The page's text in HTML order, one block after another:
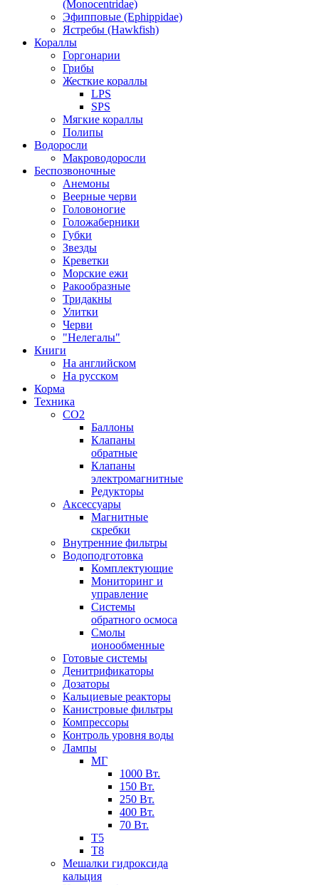
(Monocentridae)
Эфипповые (Ephippidae)
Ястребы (Hawkfish)
Кораллы
Горгонарии
Грибы
Жесткие кораллы
LPS
SPS
Мягкие кораллы
Полипы
Водоросли
Макроводоросли
Беспозвоночные
Анемоны
Веерные черви
Головоногие
Голожаберники
Губки
Звезды
Креветки
Морские ежи
Ракообразные
Тридакны
Улитки
Черви
"Нелегалы"
Книги
На английском
На русском
Корма
Техника
CO2
Баллоны
Клапаны
обратные
Клапаны
электромагнитные
Редукторы
Аксессуары
Магнитные
скребки
Внутренние фильтры
Водоподготовка
Комплектующие
Мониторинг и
управление
Системы
обратного осмоса
Смолы
ионообменные
Готовые системы
Денитрификаторы
Дозаторы
Кальциевые реакторы
Канистровые фильтры
Компрессоры
Контроль уровня воды
Лампы
МГ
1000 Вт.
150 Вт.
250 Вт.
400 Вт.
70 Вт.
Т5
Т8
Мешалки гидроксида
кальция